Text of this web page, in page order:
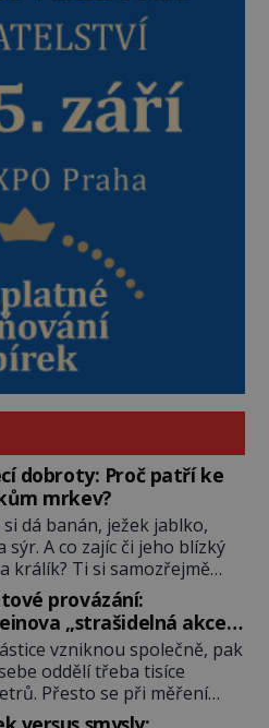
dobroty: Proč patří ke
mrkev?
si dá banán, ježek jablko,
sýr. A co zajíc či jeho blízký
králík? Ti si samozřejmě
na mrkvi! Proč jsou
představy o potravě
spíš mýty? Pokud máte
králíka, mrkev mu dát
A nejspíš mu i bude
ovšem měl by ji mít jen
pamlsek. […]
provázání:
„strašidelná akce
dál mate i fascinuje
vzniknou společně, pak
oddělí třeba tisíce
Přesto se při měření
jako by mezi nimi